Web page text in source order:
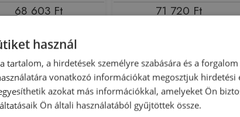
68 603 Ft 71 720 Ft
használ
tartalom, a hirdetések személyre szabására és a forgalom
vonatkozó információkat megosztjuk hirdetési
azokat más információkkal, amelyeket Ön
Ön általi használatából gyűjtöttek össze.